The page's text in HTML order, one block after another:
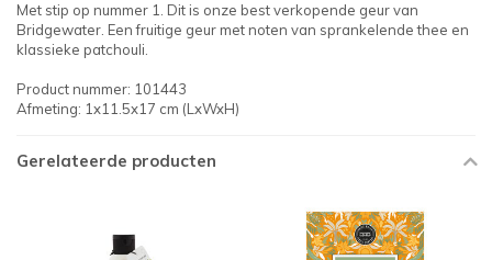
Met stip op nummer 1. Dit is onze best verkopende geur van
Bridgewater. Een fruitige geur met noten van sprankelende thee en
klassieke patchouli.
Product nummer: 101443
Afmeting: 1x11.5x17 cm (LxWxH)
Gerelateerde producten